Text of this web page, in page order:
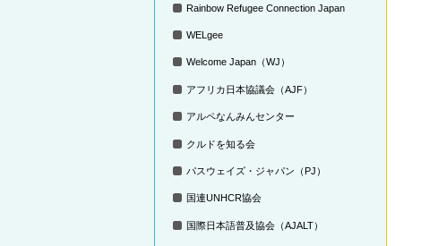
Rainbow Refugee Connection Japan
WELgee
Welcome Japan（WJ）
アフリカ日本協議会（AJF）
アルペなんみんセンター
クルドを知る会
パスウェイズ・ジャパン（PJ）
国連UNHCR協会
国際日本語普及協会（AJALT）